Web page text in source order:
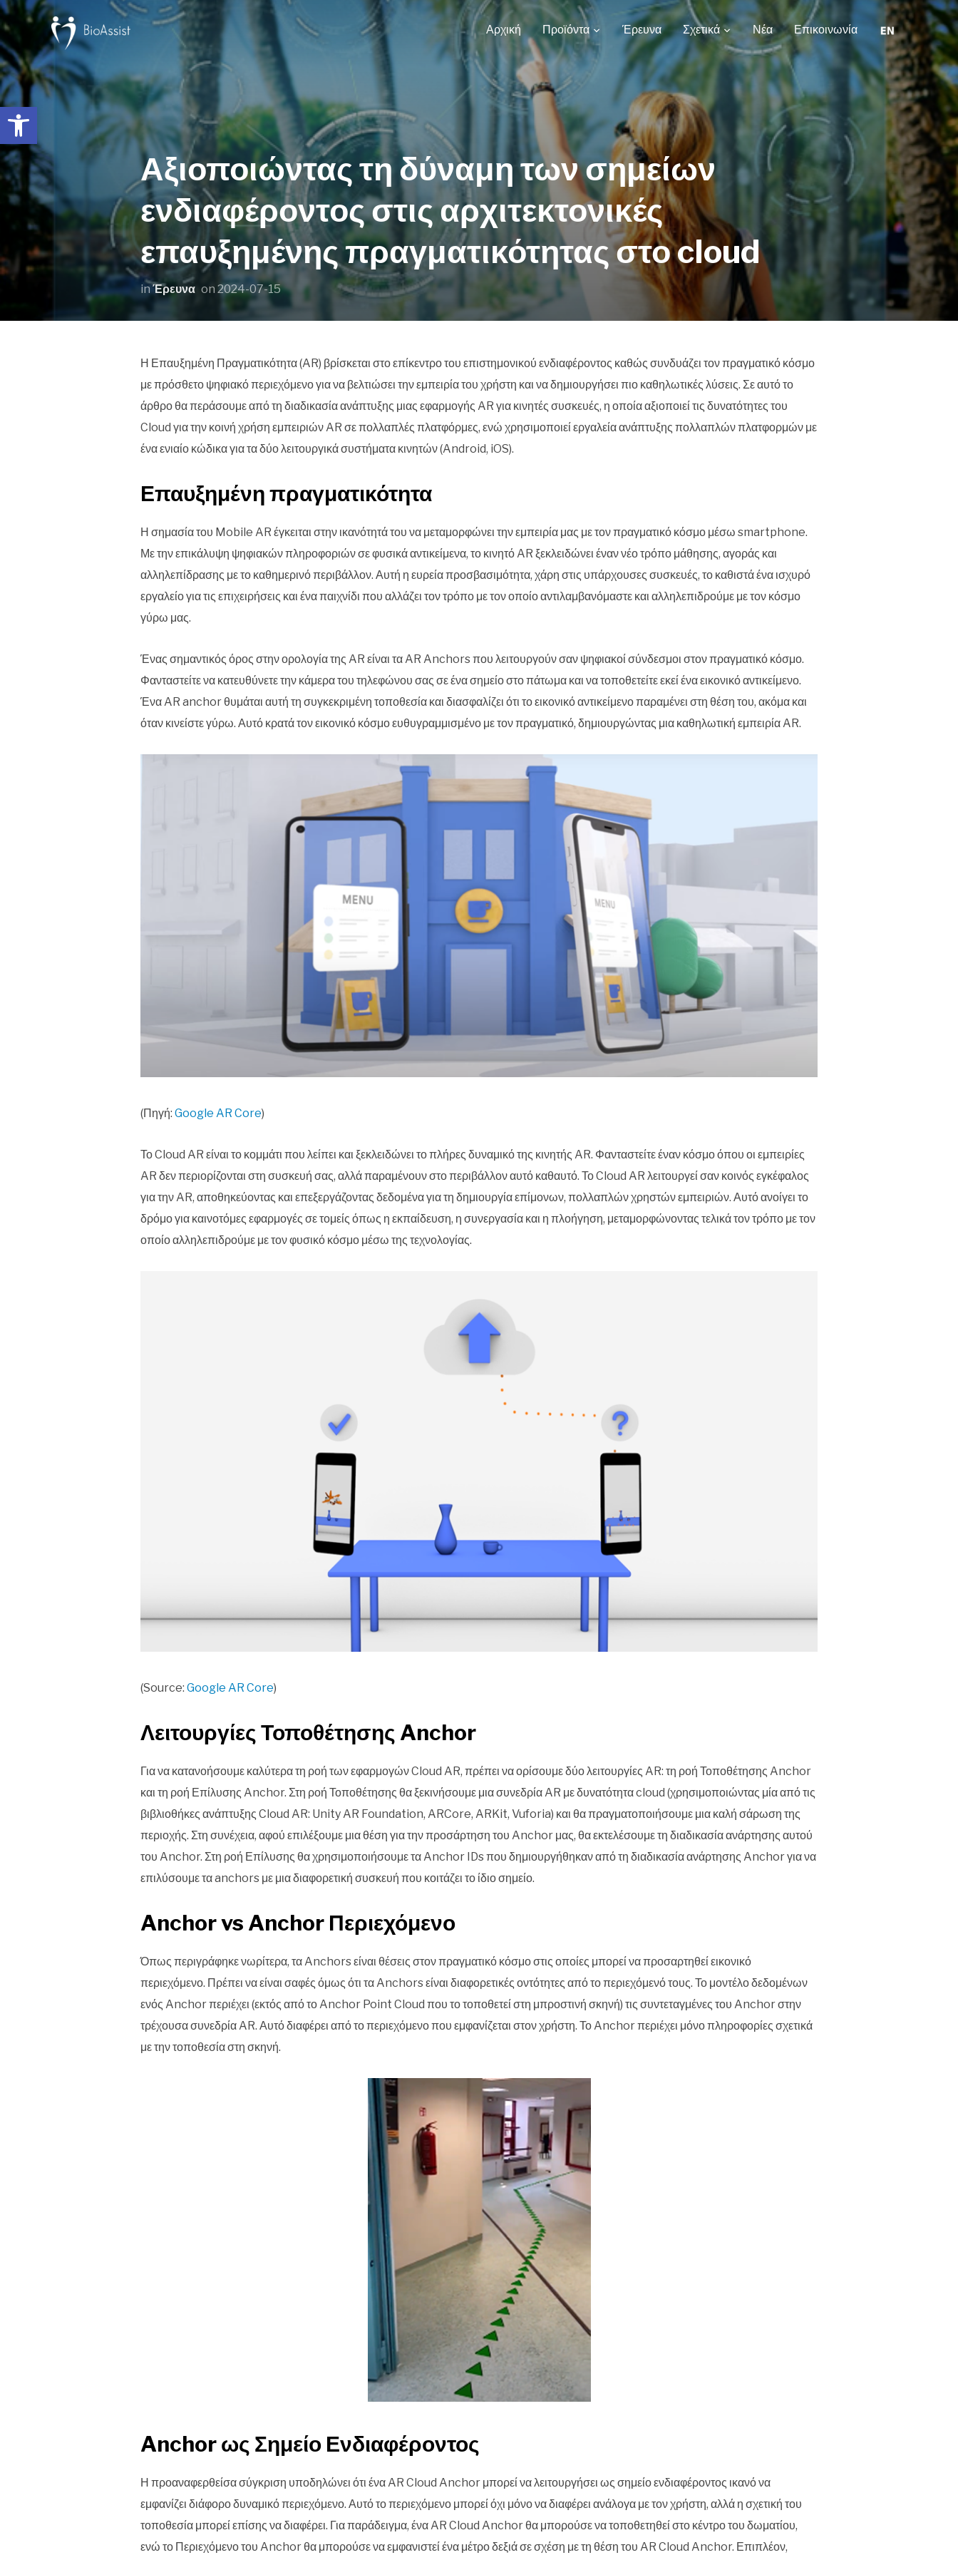
Ανοίξτε τη γραμμή εργαλείων
Αρχική Προϊόντα Έρευνα Σχετικά Νέα Επικοινωνία
Αξιοποιώντας τη δύναμη των σημείων
ενδιαφέροντος στις αρχιτεκτονικές
επαυξημένης πραγματικότητας στο cloud
inΈρευνα on 2024-07-15
Η Επαυξημένη Πραγματικότητα (AR) βρίσκεται στο επίκεντρο του επιστημονικού ενδιαφέροντος καθώς συνδυάζει τον πραγματικό κόσμο
με πρόσθετο ψηφιακό περιεχόμενο για να βελτιώσει την εμπειρία του χρήστη και να δημιουργήσει πιο καθηλωτικές λύσεις. Σε αυτό το
άρθρο θα περάσουμε από τη διαδικασία ανάπτυξης μιας εφαρμογής AR για κινητές συσκευές, η οποία αξιοποιεί τις δυνατότητες του
Cloud για την κοινή χρήση εμπειριών AR σε πολλαπλές πλατφόρμες, ενώ χρησιμοποιεί εργαλεία ανάπτυξης πολλαπλών πλατφορμών με
ένα ενιαίο κώδικα για τα δύο λειτουργικά συστήματα κινητών (Android, iOS).
Επαυξημένη πραγματικότητα
Η σημασία του Mobile AR έγκειται στην ικανότητά του να μεταμορφώνει την εμπειρία μας με τον πραγματικό κόσμο μέσω smartphone.
Με την επικάλυψη ψηφιακών πληροφοριών σε φυσικά αντικείμενα, το κινητό AR ξεκλειδώνει έναν νέο τρόπο μάθησης, αγοράς και
αλληλεπίδρασης με το καθημερινό περιβάλλον. Αυτή η ευρεία προσβασιμότητα, χάρη στις υπάρχουσες συσκευές, το καθιστά ένα ισχυρό
εργαλείο για τις επιχειρήσεις και ένα παιχνίδι που αλλάζει τον τρόπο με τον οποίο αντιλαμβανόμαστε και αλληλεπιδρούμε με τον κόσμο
γύρω μας.
Ένας σημαντικός όρος στην ορολογία της AR είναι τα AR Anchors που λειτουργούν σαν ψηφιακοί σύνδεσμοι στον πραγματικό κόσμο.
Φανταστείτε να κατευθύνετε την κάμερα του τηλεφώνου σας σε ένα σημείο στο πάτωμα και να τοποθετείτε εκεί ένα εικονικό αντικείμενο.
Ένα AR anchor θυμάται αυτή τη συγκεκριμένη τοποθεσία και διασφαλίζει ότι το εικονικό αντικείμενο παραμένει στη θέση του, ακόμα και
όταν κινείστε γύρω. Αυτό κρατά τον εικονικό κόσμο ευθυγραμμισμένο με τον πραγματικό, δημιουργώντας μια καθηλωτική εμπειρία AR.
(Πηγή: Google AR Core)
Το Cloud AR είναι το κομμάτι που λείπει και ξεκλειδώνει το πλήρες δυναμικό της κινητής AR. Φανταστείτε έναν κόσμο όπου οι εμπειρίες
AR δεν περιορίζονται στη συσκευή σας, αλλά παραμένουν στο περιβάλλον αυτό καθαυτό. Το Cloud AR λειτουργεί σαν κοινός εγκέφαλος
για την AR, αποθηκεύοντας και επεξεργάζοντας δεδομένα για τη δημιουργία επίμονων, πολλαπλών χρηστών εμπειριών. Αυτό ανοίγει το
δρόμο για καινοτόμες εφαρμογές σε τομείς όπως η εκπαίδευση, η συνεργασία και η πλοήγηση, μεταμορφώνοντας τελικά τον τρόπο με τον
οποίο αλληλεπιδρούμε με τον φυσικό κόσμο μέσω της τεχνολογίας.
(Source: Google AR Core)
Λειτουργίες Τοποθέτησης Anchor
Για να κατανοήσουμε καλύτερα τη ροή των εφαρμογών Cloud AR, πρέπει να ορίσουμε δύο λειτουργίες AR: τη ροή Τοποθέτησης Anchor
και τη ροή Επίλυσης Anchor. Στη ροή Τοποθέτησης θα ξεκινήσουμε μια συνεδρία AR με δυνατότητα cloud (χρησιμοποιώντας μία από τις
βιβλιοθήκες ανάπτυξης Cloud AR: Unity AR Foundation, ARCore, ARKit, Vuforia) και θα πραγματοποιήσουμε μια καλή σάρωση της
περιοχής. Στη συνέχεια, αφού επιλέξουμε μια θέση για την προσάρτηση του Anchor μας, θα εκτελέσουμε τη διαδικασία ανάρτησης αυτού
του Anchor. Στη ροή Επίλυσης θα χρησιμοποιήσουμε τα Anchor IDs που δημιουργήθηκαν από τη διαδικασία ανάρτησης Anchor για να
επιλύσουμε τα anchors με μια διαφορετική συσκευή που κοιτάζει το ίδιο σημείο.
Anchor vs Anchor Περιεχόμενο
Όπως περιγράφηκε νωρίτερα, τα Anchors είναι θέσεις στον πραγματικό κόσμο στις οποίες μπορεί να προσαρτηθεί εικονικό
περιεχόμενο. Πρέπει να είναι σαφές όμως ότι τα Anchors είναι διαφορετικές οντότητες από το περιεχόμενό τους. Το μοντέλο δεδομένων
ενός Anchor περιέχει (εκτός από το Anchor Point Cloud που το τοποθετεί στη μπροστινή σκηνή) τις συντεταγμένες του Anchor στην
τρέχουσα συνεδρία AR. Αυτό διαφέρει από το περιεχόμενο που εμφανίζεται στον χρήστη. Το Anchor περιέχει μόνο πληροφορίες σχετικά
με την τοποθεσία στη σκηνή.
Anchor ως Σημείο Ενδιαφέροντος
Η προαναφερθείσα σύγκριση υποδηλώνει ότι ένα AR Cloud Anchor μπορεί να λειτουργήσει ως σημείο ενδιαφέροντος ικανό να
εμφανίζει διάφορο δυναμικό περιεχόμενο. Αυτό το περιεχόμενο μπορεί όχι μόνο να διαφέρει ανάλογα με τον χρήστη, αλλά η σχετική του
τοποθεσία μπορεί επίσης να διαφέρει. Για παράδειγμα, ένα AR Cloud Anchor θα μπορούσε να τοποθετηθεί στο κέντρο του δωματίου,
ενώ το Περιεχόμενο του Anchor θα μπορούσε να εμφανιστεί ένα μέτρο δεξιά σε σχέση με τη θέση του AR Cloud Anchor. Επιπλέον,